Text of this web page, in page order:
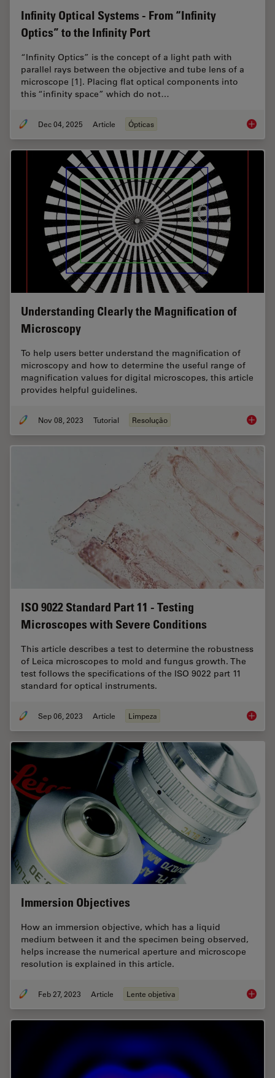
Infinity Optical Systems - From “Infinity
Optics” to the Infinity Port
“Infinity Optics” is the concept of a light path with
parallel rays between the objective and tube lens of a
microscope [1]. Placing flat optical components into
this “infinity space” which do not…
Dec 04, 2025 Article Ópticas Infinity
Understanding Clearly the Magnification of
Microscopy
To help users better understand the magnification of
microscopy and how to determine the useful range of
magnification values for digital microscopes, this article
provides helpful guidelines.
Nov 08, 2023 Tutorial Resolução
ISO 9022 Standard Part 11 - Testing
Microscopes with Severe Conditions
This article describes a test to determine the robustness
of Leica microscopes to mold and fungus growth. The
test follows the specifications of the ISO 9022 part 11
standard for optical instruments.
Sep 06, 2023 Article Limpeza ISO
Immersion Objectives
How an immersion objective, which has a liquid
medium between it and the specimen being observed,
helps increase the numerical aperture and microscope
resolution is explained in this article.
Feb 27, 2023 Article Lente objetiva